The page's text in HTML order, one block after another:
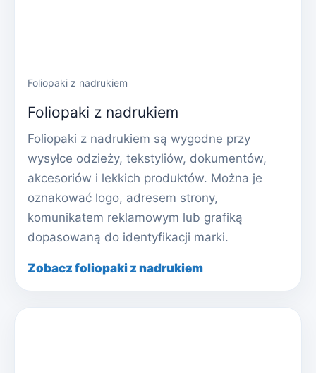
Foliopaki z nadrukiem
Foliopaki z nadrukiem
Foliopaki z nadrukiem są wygodne przy
wysyłce odzieży, tekstyliów, dokumentów,
akcesoriów i lekkich produktów. Można je
oznakować logo, adresem strony,
komunikatem reklamowym lub grafiką
dopasowaną do identyfikacji marki.
Zobacz foliopaki z nadrukiem